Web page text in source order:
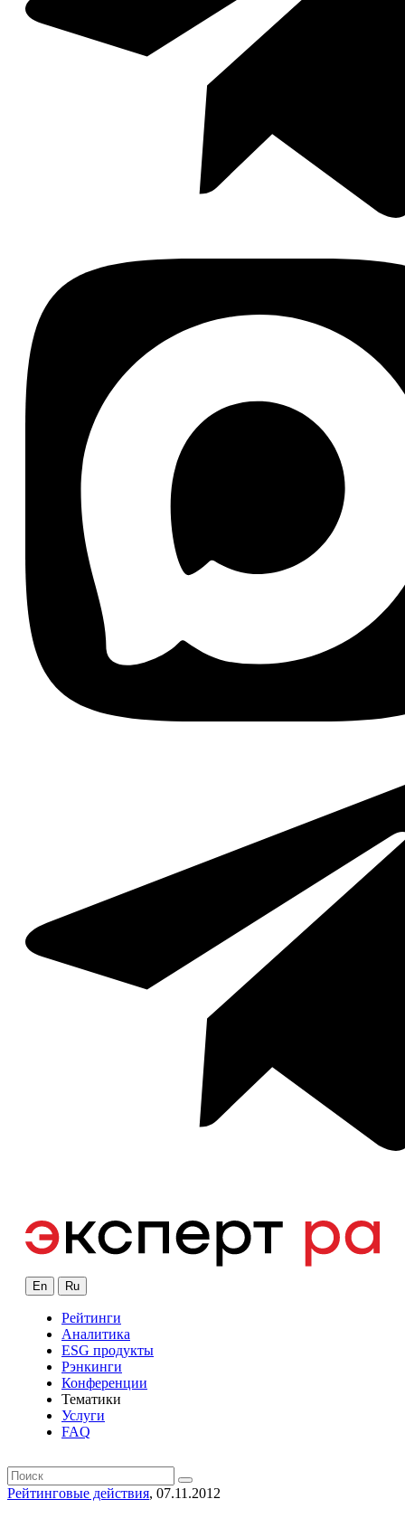
En Ru
Рейтинги
Аналитика
ESG продукты
Рэнкинги
Конференции
Тематики
Услуги
FAQ
Рейтинговые действия, 07.11.2012